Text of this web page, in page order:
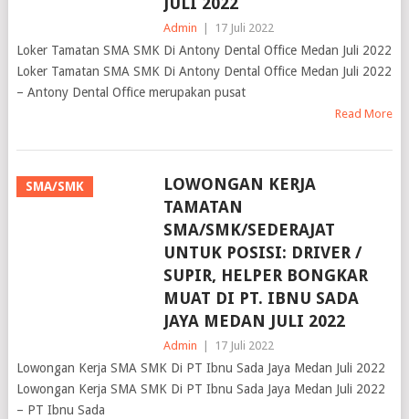
Admin 17 Juli 2022
Loker Tamatan SMA SMK Di Antony Dental Office Medan Juli 2022
Loker Tamatan SMA SMK Di Antony Dental Office Medan Juli 2022
– Antony Dental Office merupakan pusat
Read More
SMA/SMK
LOWONGAN KERJA
TAMATAN
SMA/SMK/SEDERAJAT
UNTUK POSISI: DRIVER /
SUPIR, HELPER BONGKAR
MUAT DI PT. IBNU SADA
JAYA MEDAN JULI 2022
Admin 17 Juli 2022
Lowongan Kerja SMA SMK Di PT Ibnu Sada Jaya Medan Juli 2022
Lowongan Kerja SMA SMK Di PT Ibnu Sada Jaya Medan Juli 2022
– PT Ibnu Sada